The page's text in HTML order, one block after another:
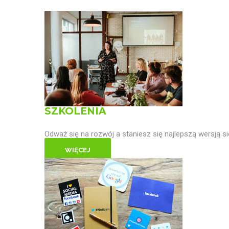
SZKOLENIA
Odważ się na rozwój a staniesz się najlepszą wersją
WIĘCEJ